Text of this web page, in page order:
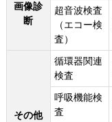
画像診
断
超音波検査
（エコー検
査）
その他
循環器関連
検査
呼吸機能検
査